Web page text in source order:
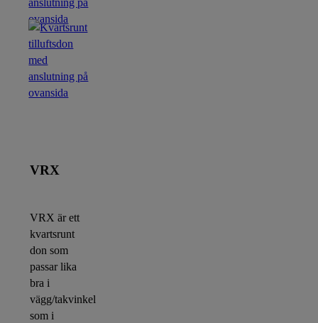
VRX
VRX är ett
kvartsrunt
don som
passar lika
bra i
vägg/takvinkel
som i